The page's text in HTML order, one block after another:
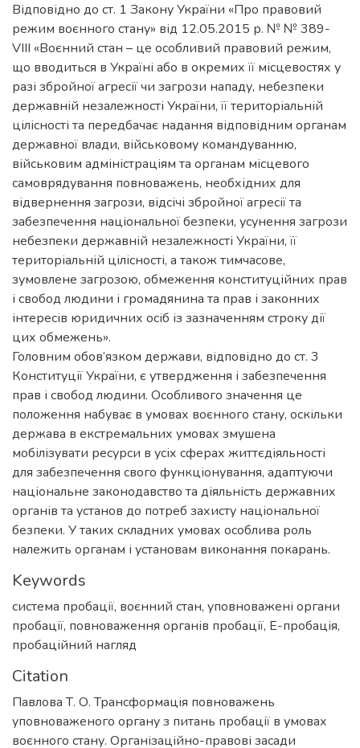
Відповідно до ст. 1 Закону України «Про правовий
режим воєнного стану» від 12.05.2015 р. № № 389-
VIII «Воєнний стан – це особливий правовий режим,
що вводиться в Україні або в окремих її місцевостях у
разі збройної агресії чи загрози нападу, небезпеки
державній незалежності України, її територіальній
цілісності та передбачає надання відповідним органам
державної влади, військовому командуванню,
військовим адміністраціям та органам місцевого
самоврядування повноважень, необхідних для
відвернення загрози, відсічі збройної агресії та
забезпечення національної безпеки, усунення загрози
небезпеки державній незалежності України, її
територіальній цілісності, а також тимчасове,
зумовлене загрозою, обмеження конституційних прав
і свобод людини і громадянина та прав і законних
інтересів юридичних осіб із зазначенням строку дії
цих обмежень».
Головним обов’язком держави, відповідно до ст. 3
Конституції України, є утвердження і забезпечення
прав і свобод людини. Особливого значення це
положення набуває в умовах воєнного стану, оскільки
держава в екстремальних умовах змушена
мобілізувати ресурси в усіх сферах життєдіяльності
для забезпечення свого функціонування, адаптуючи
національне законодавство та діяльність державних
органів та установ до потреб захисту національної
безпеки. У таких складних умовах особлива роль
належить органам і установам виконання покарань.
Keywords
система пробації, воєнний стан, уповноважені органи
пробації, повноваження органів пробації, Е-пробація,
пробаційний нагляд
Citation
Павлова Т. О. Трансформація повноважень
уповноваженого органу з питань пробації в умовах
воєнного стану. Організаційно-правові засади